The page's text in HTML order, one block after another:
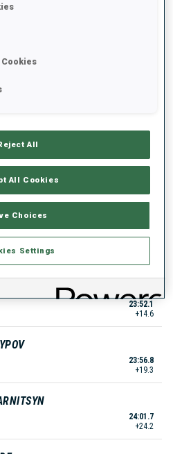
23:44.0
+6.5
23:52.1
+14.6
23:56.8
+19.3
24:01.7
+24.2
All
All Cookies
Choices
Settings